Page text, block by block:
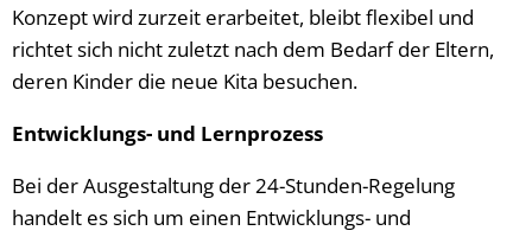
Konzept wird zurzeit erarbeitet, bleibt flexibel und
richtet sich nicht zuletzt nach dem Bedarf der Eltern,
deren Kinder die neue Kita besuchen.
Entwicklungs- und Lernprozess
Bei der Ausgestaltung der 24-Stunden-Regelung
handelt es sich um einen Entwicklungs- und